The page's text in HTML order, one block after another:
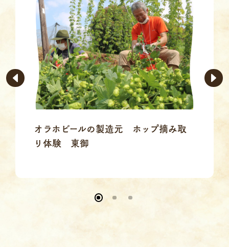
オラホビールの製造元 ホップ摘み取
り体験 東御